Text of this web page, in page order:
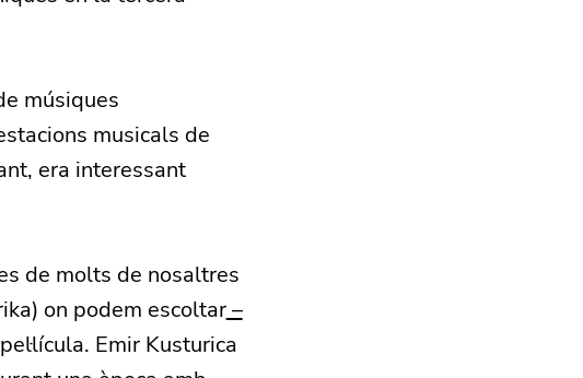
músiques
musicals de
era interessant
de molts de nosaltres
on podem escoltar–
Emir Kusturica